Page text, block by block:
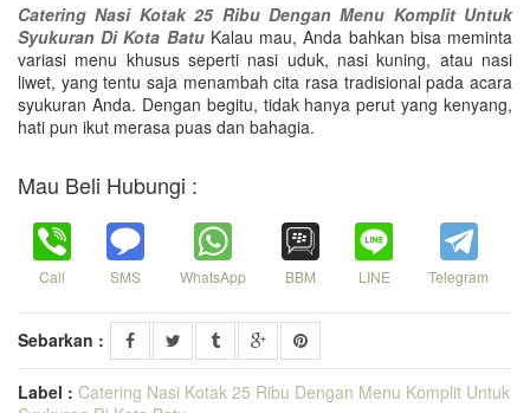
Catering Nasi Kotak 25 Ribu Dengan Menu Komplit Untuk
Syukuran Di Kota Batu Kalau mau, Anda bahkan bisa meminta
variasi menu khusus seperti nasi uduk, nasi kuning, atau nasi
liwet, yang tentu saja menambah cita rasa tradisional pada acara
syukuran Anda. Dengan begitu, tidak hanya perut yang kenyang,
hati pun ikut merasa puas dan bahagia.
Mau Beli Hubungi :
Call SMS WhatsApp BBM LINE Telegram
Sebarkan :
Label : Catering Nasi Kotak 25 Ribu Dengan Menu Komplit Untuk